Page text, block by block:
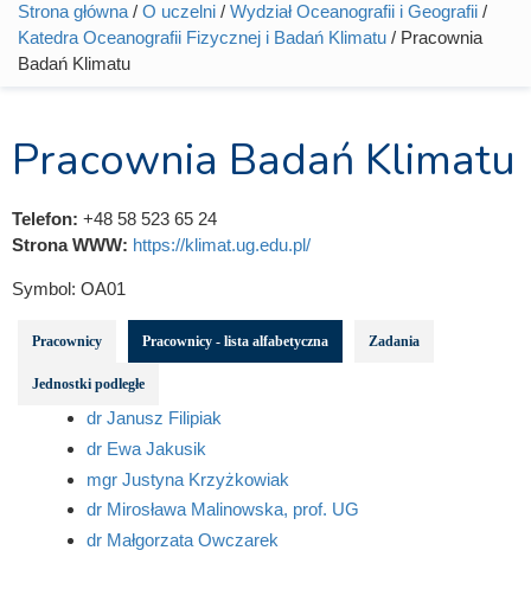
Jesteś tutaj
Strona główna / O uczelni / Wydział Oceanografii i Geografii /
Katedra Oceanografii Fizycznej i Badań Klimatu / Pracownia
Badań Klimatu
Pracownia Badań Klimatu
Telefon: +48 58 523 65 24
Strona WWW: https://klimat.ug.edu.pl/
Symbol: OA01
Pracownicy Pracownicy - lista alfabetyczna Zadania
Jednostki podległe
dr Janusz Filipiak
dr Ewa Jakusik
mgr Justyna Krzyżkowiak
dr Mirosława Malinowska, prof. UG
dr Małgorzata Owczarek